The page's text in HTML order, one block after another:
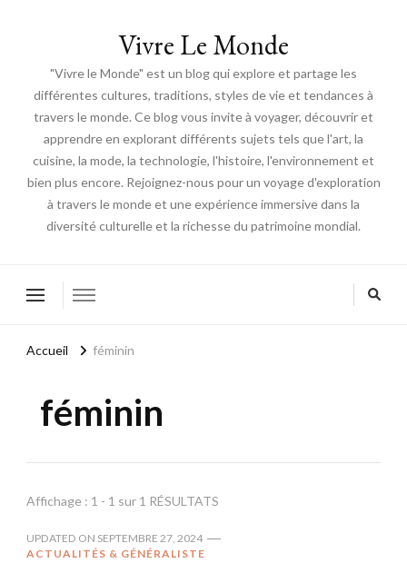
Vivre Le Monde
"Vivre le Monde" est un blog qui explore et partage les
différentes cultures, traditions, styles de vie et tendances à
travers le monde. Ce blog vous invite à voyager, découvrir et
apprendre en explorant différents sujets tels que l'art, la
cuisine, la mode, la technologie, l'histoire, l'environnement et
bien plus encore. Rejoignez-nous pour un voyage d'exploration
à travers le monde et une expérience immersive dans la
diversité culturelle et la richesse du patrimoine mondial.
Accueil féminin
féminin
Affichage : 1 - 1 sur 1 RÉSULTATS
UPDATED ON SEPTEMBRE 27, 2024
ACTUALITÉS & GÉNÉRALISTE